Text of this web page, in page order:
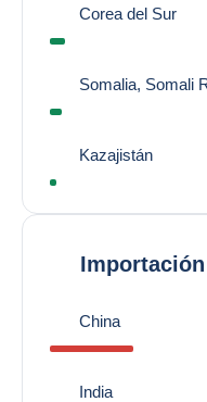
Corea del Sur
Somalia, Somali
Kazajistán
Importación
China
India